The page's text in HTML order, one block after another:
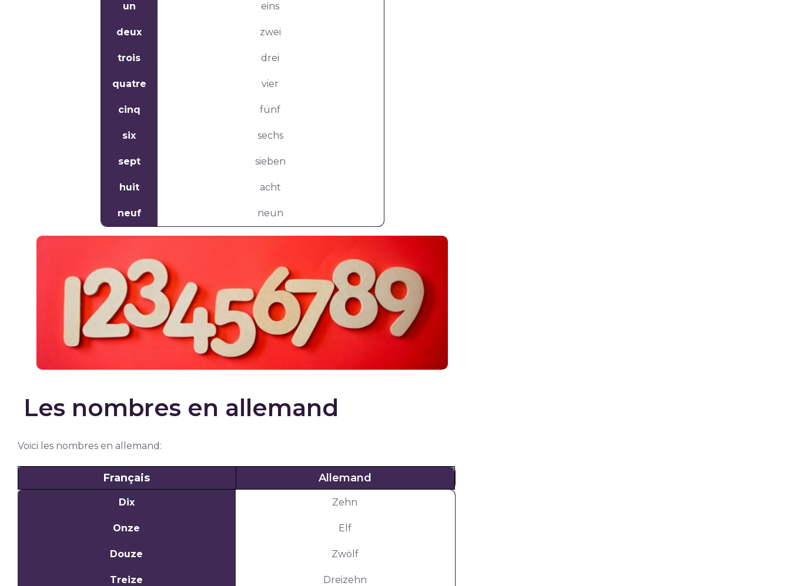
un eins
deux zwei
trois drei
quatre vier
cinq fünf
six sechs
sept sieben
huit acht
neuf neun
Les nombres en allemand
Voici les nombres en allemand:
Français Allemand
Français Allemand
Dix Zehn
Onze Elf
Douze Zwölf
Treize Dreizehn